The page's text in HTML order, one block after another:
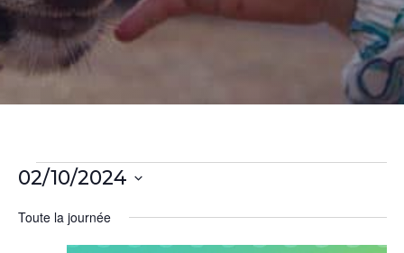
Évènements
for
02/10/2024
é
Toute la journée